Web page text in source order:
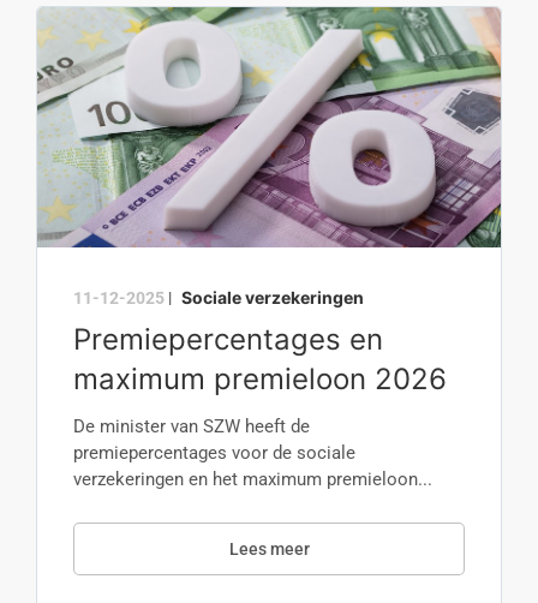
11-12-2025 | Sociale verzekeringen
Premiepercentages en
maximum premieloon 2026
De minister van SZW heeft de
premiepercentages voor de sociale
verzekeringen en het maximum premieloon...
Lees meer